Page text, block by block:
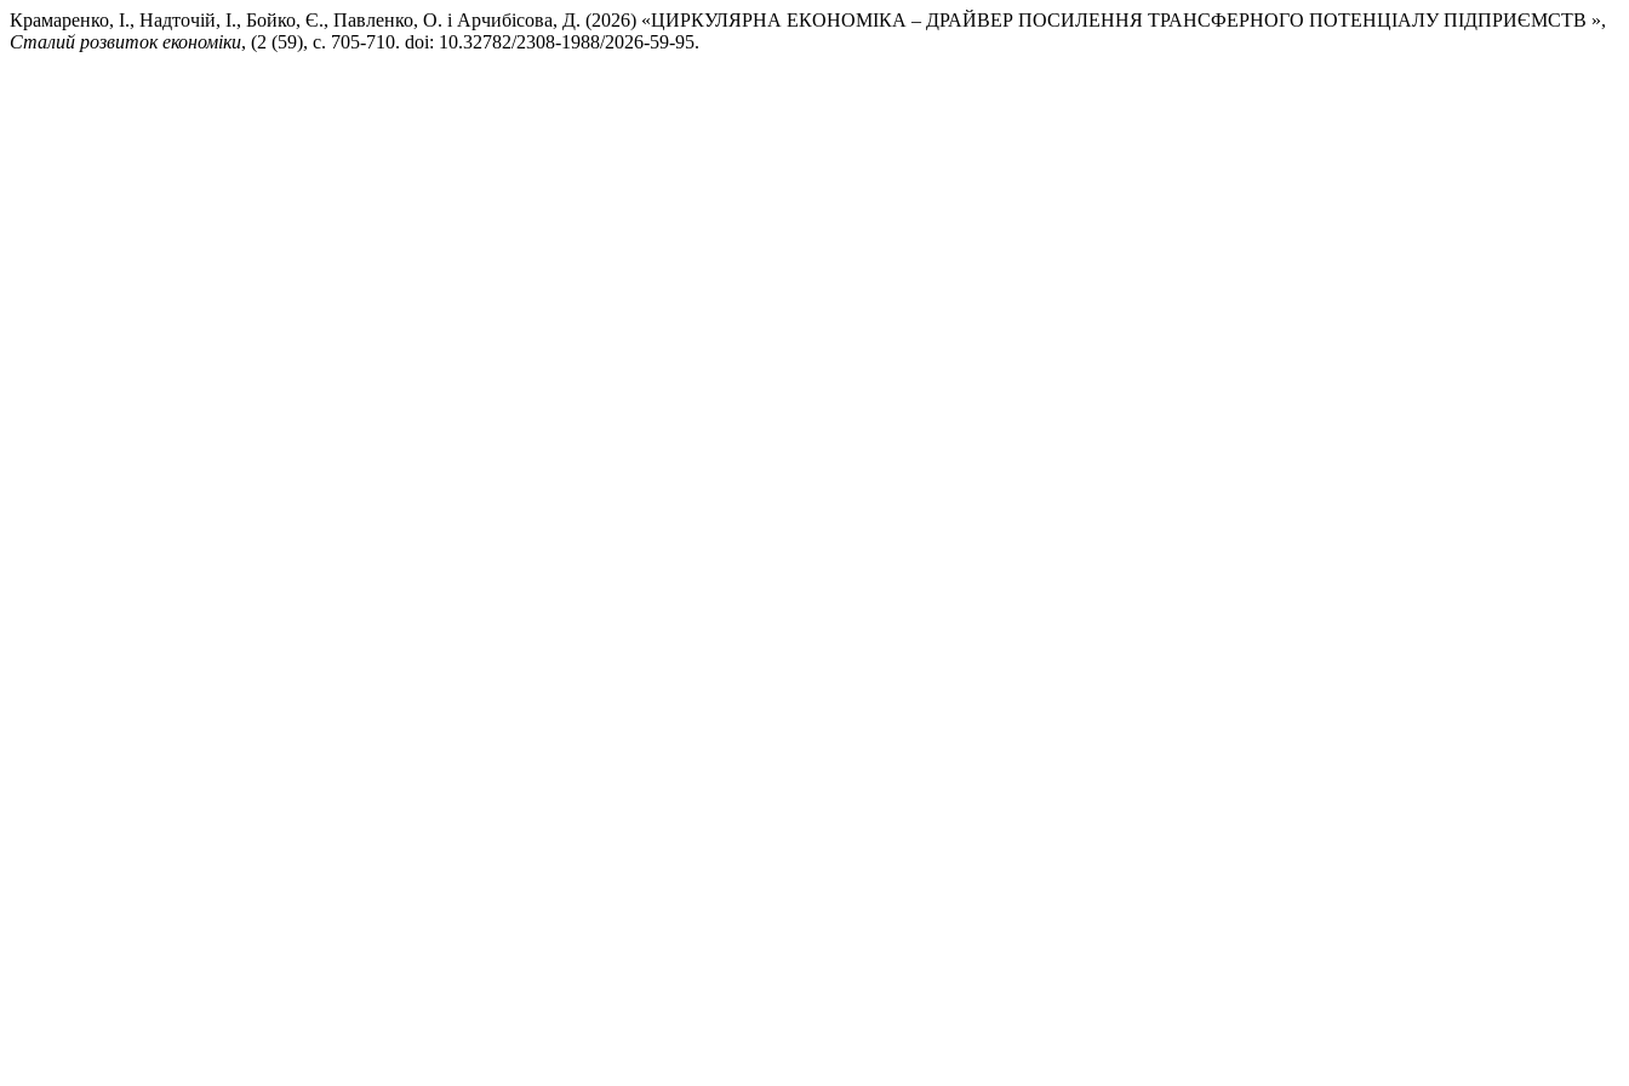
Крамаренко, І., Надточій, І., Бойко, Є., Павленко, О. і Арчибісова, Д. (2026) «ЦИРКУЛЯРНА ЕКОНОМІКА – ДРАЙВЕР ПОСИЛЕННЯ ТРАНСФЕРНОГО ПОТЕНЦІАЛУ ПІДПРИЄМСТВ »,
Сталий розвиток економіки, (2 (59), с. 705-710. doi: 10.32782/2308-1988/2026-59-95.